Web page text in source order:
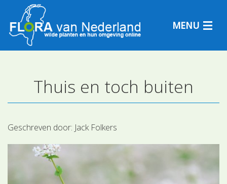
MENU
Plantensoorten
Plantengemeenschappen
Determineren
Thuis en toch buiten
Geschreven door: Jack Folkers